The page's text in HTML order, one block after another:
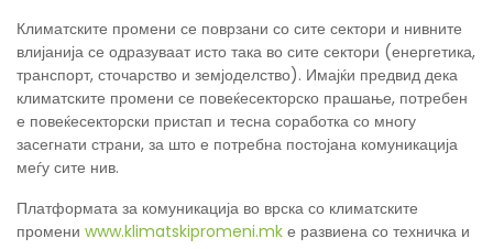
Климатските промени се поврзани со сите сектори и нивните
влијанија се одразуваат исто така во сите сектори (енергетика,
транспорт, сточарство и земјоделство). Имајќи предвид дека
климатските промени се повеќесекторско прашање, потребен
е повеќесекторски пристап и тесна соработка со многу
засегнати страни, за што е потребна постојана комуникација
меѓу сите нив.
Платформата за комуникација во врска со климатските
промени www.klimatskipromeni.mk е развиена со техничка и